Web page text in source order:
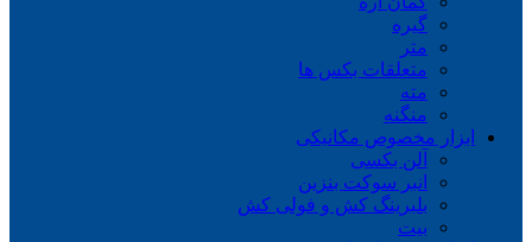
گیره
متر
متعلقات بکس ها
مته
منگنه
ابزار مخصوص مکانیکی
آلن بکسی
انبر سوکت بنزین
بلبرینگ کش و فولی کش
بیت